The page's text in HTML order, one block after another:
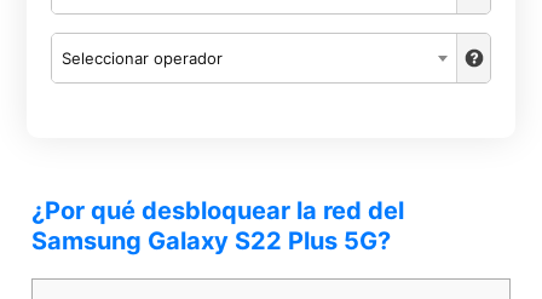
Seleccionar operador
¿Por qué desbloquear la red del
Samsung Galaxy S22 Plus 5G?